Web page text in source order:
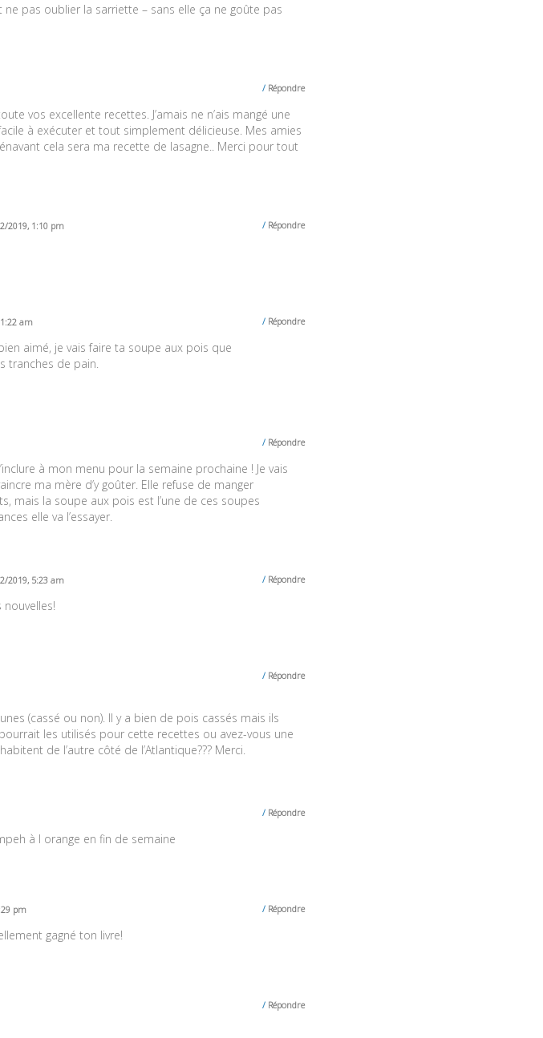
pas oublier la sarriette – sans elle ça ne goûte pas
Répondre
vos excellente recettes. J’amais ne n’ais mangé une
à exécuter et tout simplement délicieuse. Mes amies
cela sera ma recette de lasagne.. Merci pour tout
2019, 1:10 pm Répondre
am Répondre
aimé, je vais faire ta soupe aux pois que
tranches de pain.
Répondre
à mon menu pour la semaine prochaine ! Je vais
ma mère d’y goûter. Elle refuse de manger
mais la soupe aux pois est l’une de ces soupes
elle va l’essayer.
2019, 5:23 am Répondre
nouvelles!
Répondre
(cassé ou non). Il y a bien de pois cassés mais ils
les utilisés pour cette recettes ou avez-vous une
de l’autre côté de l’Atlantique??? Merci.
Répondre
à l orange en fin de semaine
pm Répondre
gagné ton livre!
Répondre